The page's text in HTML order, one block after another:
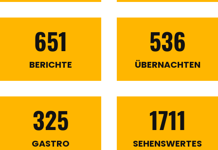
651
BERICHTE
536
ÜBERNACHTEN
325
GASTRO
1711
SEHENSWERTES